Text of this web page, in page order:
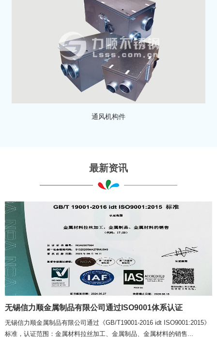
通风机构件
最新资讯
无锡信力顺金属制品有限公司通过ISO9001体系认证
无锡信力顺金属制品有限公司通过《GB/T19001-2016 idt ISO9001:2015》
标准，认证范围：金属材料拉丝加工、金属制品、金属材料的销售...